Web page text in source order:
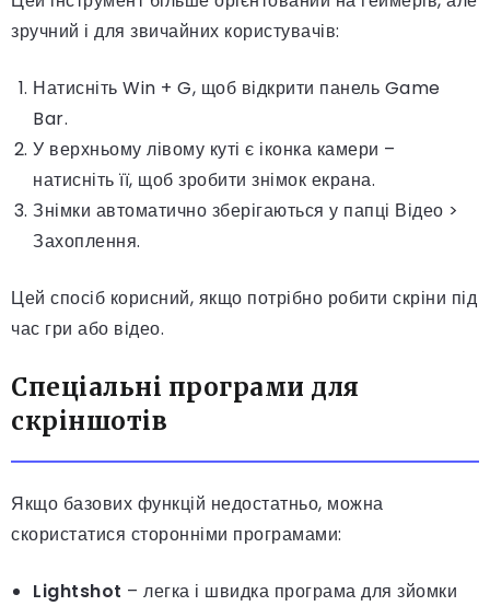
зручний і для звичайних користувачів:
Натисніть Win + G, щоб відкрити панель Game
Bar.
У верхньому лівому куті є іконка камери –
натисніть її, щоб зробити знімок екрана.
Знімки автоматично зберігаються у папці Відео >
Захоплення.
Цей спосіб корисний, якщо потрібно робити скріни під
час гри або відео.
Спеціальні програми для
скріншотів
Якщо базових функцій недостатньо, можна
скористатися сторонніми програмами:
Lightshot – легка і швидка програма для зйомки